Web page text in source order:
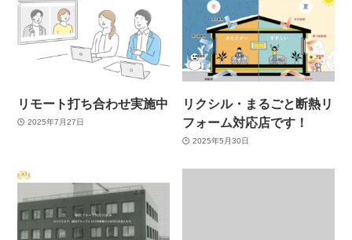
リモート打ち合わせ実施中
2025年7月27日
リクシル・まるごと断熱リ
フォーム対応店です！
2025年5月30日